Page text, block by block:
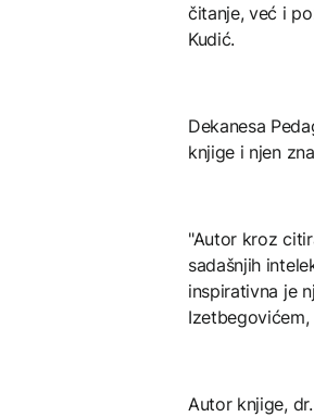
čitanje, već i
Kudić.
Dekanesa
knjige i njen
"Autor kroz
sadašnjih
inspirativna je
Autor knjige,